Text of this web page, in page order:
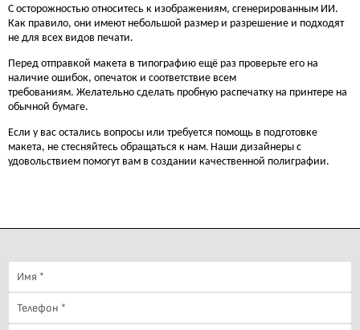
С осторожностью относитесь к изображениям, сгенерированным ИИ.
Как правило, они имеют небольшой размер и разрешение и подходят
не для всех видов печати.
Перед отправкой макета в типографию ещё раз проверьте его на
наличие ошибок, опечаток и соответствие всем
требованиям. Желательно сделать пробную распечатку на принтере на
обычной бумаге.
Если у вас остались вопросы или требуется помощь в подготовке
макета, не стесняйтесь обращаться к нам. Наши дизайнеры с
удовольствием помогут вам в создании качественной полиграфии.